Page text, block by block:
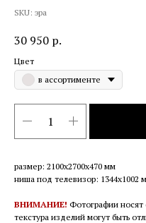
SKU: эра
30 950 р.
Цвет
в ассортименте
размер: 2100х2700х470 мм
ниша под телевизор: 1344х1002
ВНИМАНИЕ! Фотографии носят
текстура изделий могут быть